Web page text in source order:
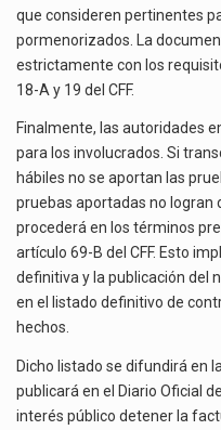
que consideren pertinentes
pormenorizados. La
estrictamente con los
18-A y 19 del CFF.
Finalmente, las autoridades
para los involucrados. Si
hábiles no se aportan las
pruebas aportadas no logran
procederá en los términos
artículo 69-B del CFF. Esto
definitiva y la publicación del
en el listado definitivo de
hechos.
Dicho listado se difundirá en
publicará en el Diario Oficial
interés público detener la